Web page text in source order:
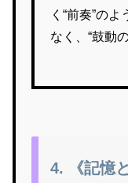
く“前奏”の
なく、“鼓動
4. 《記憶